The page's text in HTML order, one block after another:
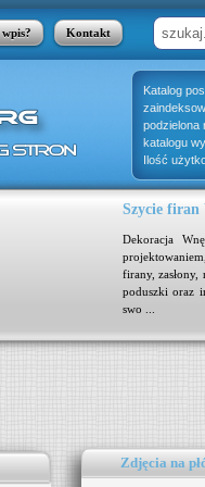
Kontakt
Katalog
podzielona
katalogu
Ilość
Szycie firan
Dekoracja
firany,
poduszki oraz
swo ...
Zdjęcia na